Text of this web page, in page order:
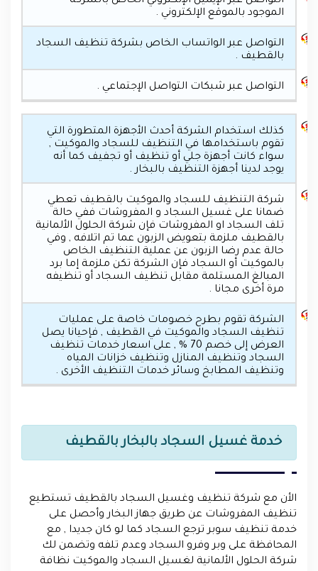
الموجود بالموقع الإلكتروني .
التواصل عبر الواتساب الخاص بشركة تنظيف السجاد
بالقطيف .
التواصل عبر شبكات التواصل الإجتماعي .
كذلك استخدام الشركة أحدث الأجهزة المتطورة التي
تقوم باستخدامها في التنظيف للسجاد والموكيت ,
سواء كانت أجهزة جلي أو تنظيف أو تجفيف كما أنه
يوجد لدينا أجهزة التنظيف بالبخار .
شركة التنظيف للسجاد والموكيت بالقطيف تعطي
ضمانا على غسيل السجاد و المفروشات ففي حالة
تلف السجاد او المفروشات فإن شركة الحلول الألمانية
بالقطيف ملزمة بتعويض الزبون عما تم اتلافه , وفي
حالة عدم رضا الزبون عن عملية التنظيف الخاص
بالموكيت أو السجاد فإن الشركة تكن ملزمة إما برد
المبالغ المستلمة مقابل تنظيف السجاد أو تنظيفه
مرة أخرى مجانا .
الشركة تقوم بطرح خصومات خاصة على عمليات
تنظيف السجاد والموكيت في القطيف , فإحيانا يصل
العرض إلى خصم 70 % , على اسعار خدمات تنظيف
السجاد وتنظيف المنازل وتنظيف خزانات المياه
وتنظيف المطابخ وسائر خدمات التنظيف الأخرى .
خدمة غسيل السجاد بالبخار بالقطيف
الأن مع شركة تنظيف وغسيل السجاد بالقطيف تستطيع
تنظيف المفروشات عن طريق جهاز البخار وأحصل على
خدمة تنظيف سوبر ترجع السجاد كما لو كان جديدا , مع
المحافظة على وبر وفرو السجاد وعدم تلفه وتضمن لك
شركة الحلول الألمانية لغسيل السجاد والموكيت نظافة